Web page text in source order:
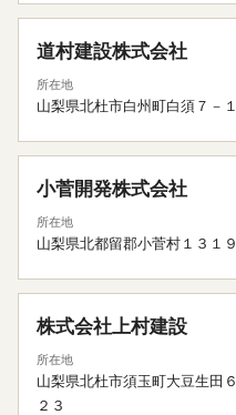
道村建設株式会社
所在地
山梨県北杜市白州町白須７－１
小菅開発株式会社
所在地
山梨県北都留郡小菅村１３１９
株式会社上村建設
所在地
山梨県北杜市須玉町大豆生田６
２３